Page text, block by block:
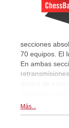
secciones
70 equipos. El
En ambas
Más...